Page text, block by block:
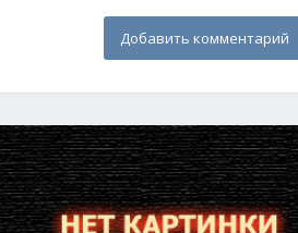
Добавить комментарий